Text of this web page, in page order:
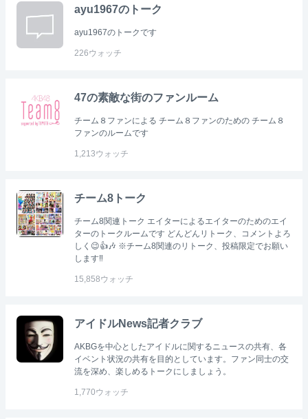
ayu1967のトーク
ayu1967のトークです
226ウォッチ
47の素敵な街のファンルーム
チーム８ファンによる チーム８ファンのための チーム８
ファンのルームです
1,213ウォッチ
チーム8トーク
チーム8関連トーク エイターによるエイターのためのエイ
ターのトークルームです どんどんリトーク、コメントよろ
しく😉👍🎶 ※チーム8関連のリトーク、投稿限定でお願い
します‼
15,858ウォッチ
アイドルNews記者クラブ
AKBGを中心としたアイドルに関するニュースの共有、各
イベント状況の共有を目的としています。ファン同士の交
流を深め、楽しめるトークにしましょう。
1,770ウォッチ